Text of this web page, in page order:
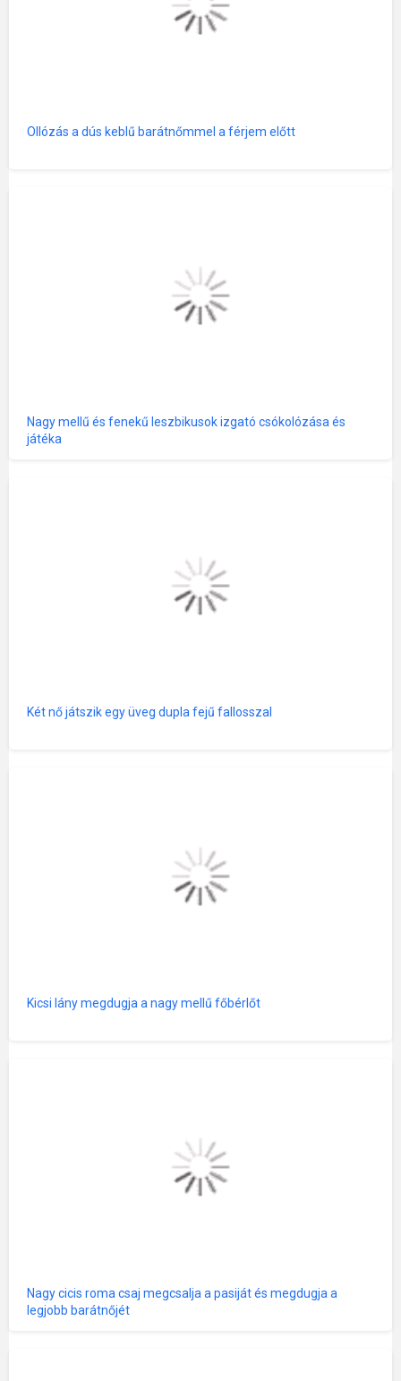
Ollózás a dús keblű barátnőmmel a férjem előtt
Nagy mellű és fenekű leszbikusok izgató csókolózása és
játéka
Két nő játszik egy üveg dupla fejű fallosszal
Kicsi lány megdugja a nagy mellű főbérlőt
Nagy cicis roma csaj megcsalja a pasiját és megdugja a
legjobb barátnőjét